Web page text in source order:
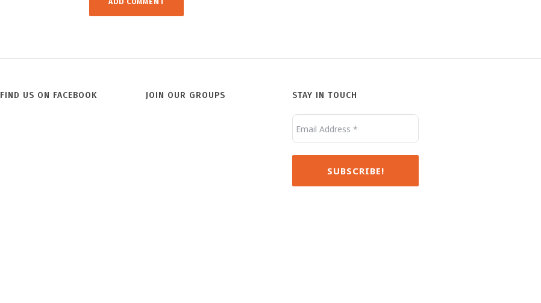
FIND US ON FACEBOOK JOIN OUR GROUPS STAY IN TOUCH